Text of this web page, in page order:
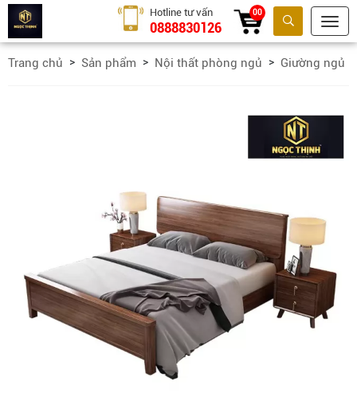
Tìm kiếm
Hotline tư vấn
0888830126
00
Trang chủ Sản phẩm Nội thất phòng ngủ Giường ngủ